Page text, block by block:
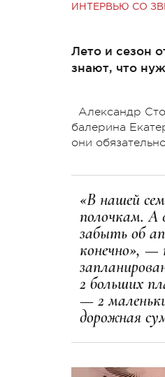
ИНТЕРВЬЮ СО
Лето и сезон
знают, что
Александр
балерина
они
«В нашей
полочкам. А
забыть об
конечно», —
2 больших
— 2
дорожная